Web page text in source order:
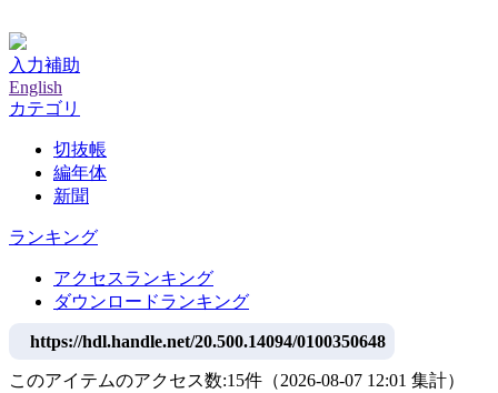
入力補助
English
カテゴリ
切抜帳
編年体
新聞
ランキング
アクセスランキング
ダウンロードランキング
https://hdl.handle.net/20.500.14094/0100350648
このアイテムのアクセス数:15件 （2026-08-07 12:01 集計）